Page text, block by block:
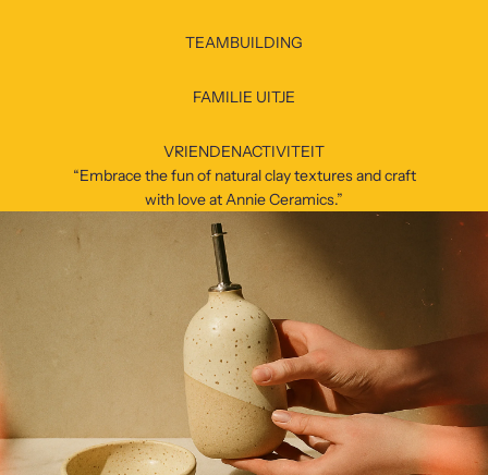
TEAMBUILDING
FAMILIE UITJE
VRIENDENACTIVITEIT
“Embrace the fun of natural clay textures and craft
with love at Annie Ceramics.”